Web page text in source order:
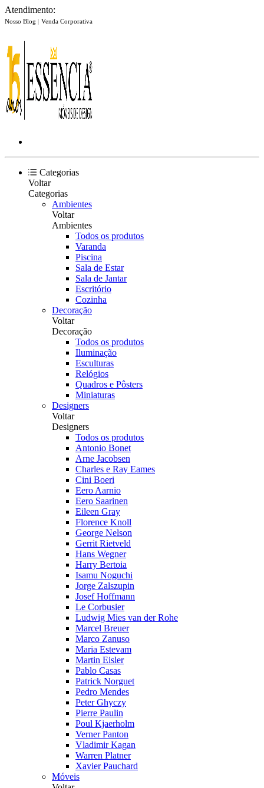
Atendimento:
Nosso Blog | Venda Corporativa
Categorias
Voltar
Categorias
Ambientes
Voltar
Ambientes
Todos os produtos
Varanda
Piscina
Sala de Estar
Sala de Jantar
Escritório
Cozinha
Decoração
Voltar
Decoração
Todos os produtos
Iluminação
Esculturas
Relógios
Quadros e Pôsters
Miniaturas
Designers
Voltar
Designers
Todos os produtos
Antonio Bonet
Arne Jacobsen
Charles e Ray Eames
Cini Boeri
Eero Aarnio
Eero Saarinen
Eileen Gray
Florence Knoll
George Nelson
Gerrit Rietveld
Hans Wegner
Harry Bertoia
Isamu Noguchi
Jorge Zalszupin
Josef Hoffmann
Le Corbusier
Ludwig Mies van der Rohe
Marcel Breuer
Marco Zanuso
Maria Estevam
Martin Eisler
Pablo Casas
Patrick Norguet
Pedro Mendes
Peter Ghyczy
Pierre Paulin
Poul Kjaerholm
Verner Panton
Vladimir Kagan
Warren Platner
Xavier Pauchard
Móveis